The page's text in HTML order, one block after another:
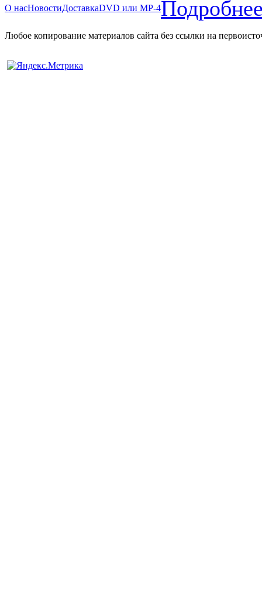
О насНовостиДоставкаDVD или MP-4
Любое копирование материалов сайта без ссылки на